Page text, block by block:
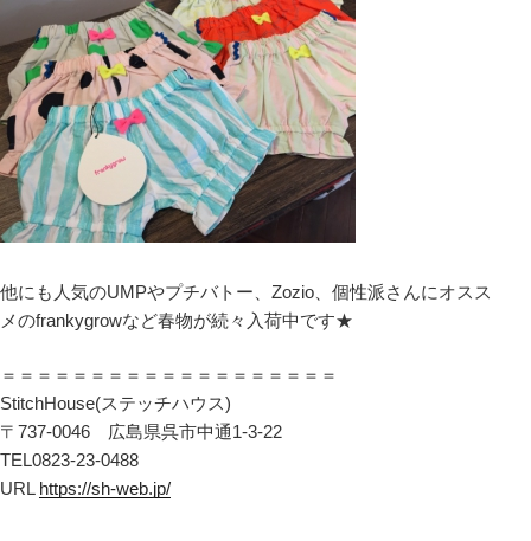
他にも人気のUMPやプチバトー、Zozio、個性派さんにオスス
メのfrankygrowなど春物が続々入荷中です★
＝＝＝＝＝＝＝＝＝＝＝＝＝＝＝＝＝＝＝
StitchHouse(ステッチハウス)
〒737-0046 広島県呉市中通1-3-22
TEL0823-23-0488
URL https://sh-web.jp/